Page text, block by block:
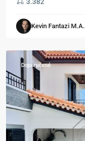
Kevin Fantazi M.A.
da
Doporučené